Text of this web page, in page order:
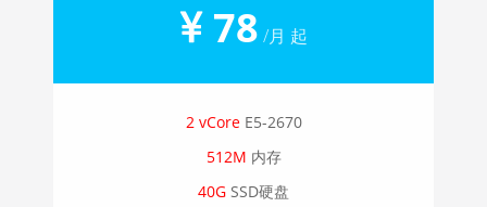
78 /月 起
2 vCoreE5-2670
512M 内存
40G SSD硬盘